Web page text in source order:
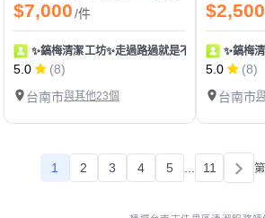
$7,000/件
✨鎬梅清潔工坊✨走過路過就是不要錯過！
5.0
(8)
台南市與其他23個
$2,500
✨鎬梅
5.0
(8)
台南市
1 2 3 4 5 ... 11